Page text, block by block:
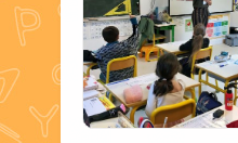
La poubelle
Chaque geste
avenir.